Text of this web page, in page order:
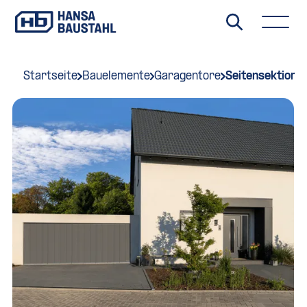
Startseite Bauelemente Garagentore